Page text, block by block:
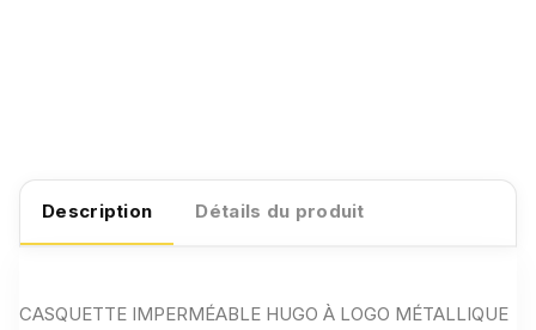
Description Détails du produit
CASQUETTE IMPERMÉABLE HUGO À LOGO MÉTALLIQUE